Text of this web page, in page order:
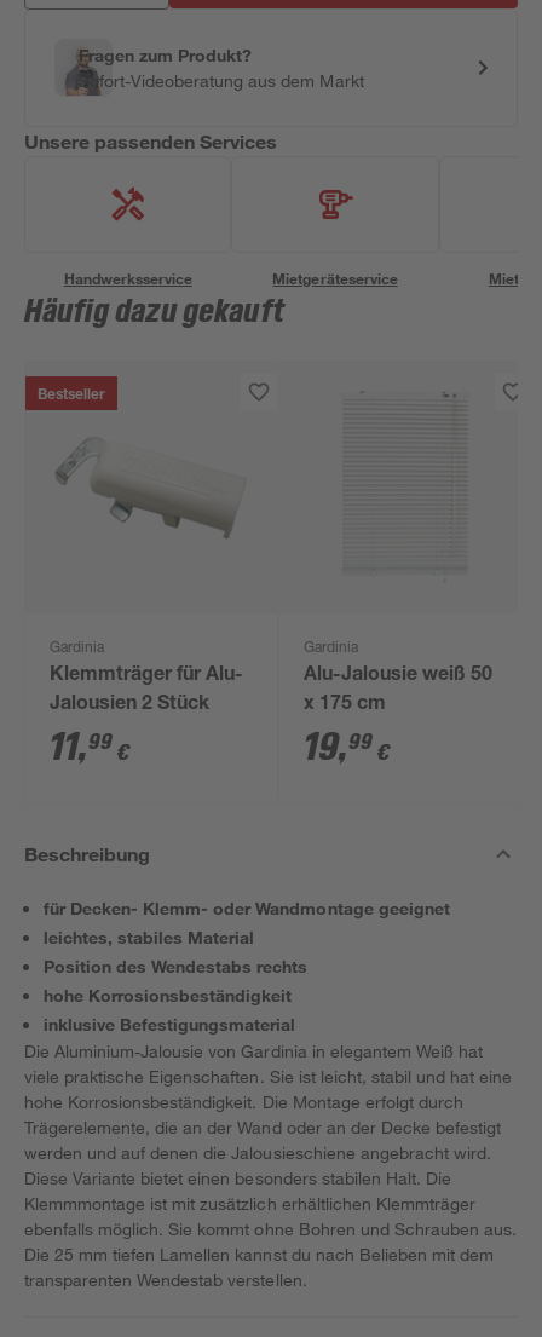
Fragen zum Produkt?
Sofort-Videoberatung aus dem Markt
Unsere passenden Services
Handwerksservice Mietgeräteservice
Häufig dazu gekauft
Bestseller
Gardinia
Klemmträger für Alu-
Jalousien 2 Stück
11,99 €
Gardinia
Alu-Jalousie weiß 50
x 175 cm
19,99 €
Beschreibung
für Decken- Klemm- oder Wandmontage geeignet
leichtes, stabiles Material
Position des Wendestabs rechts
hohe Korrosionsbeständigkeit
inklusive Befestigungsmaterial
Die Aluminium-Jalousie von Gardinia in elegantem Weiß hat
viele praktische Eigenschaften. Sie ist leicht, stabil und hat eine
hohe Korrosionsbeständigkeit. Die Montage erfolgt durch
Trägerelemente, die an der Wand oder an der Decke befestigt
werden und auf denen die Jalousieschiene angebracht wird.
Diese Variante bietet einen besonders stabilen Halt. Die
Klemmmontage ist mit zusätzlich erhältlichen Klemmträger
ebenfalls möglich. Sie kommt ohne Bohren und Schrauben aus.
Die 25 mm tiefen Lamellen kannst du nach Belieben mit dem
transparenten Wendestab verstellen.